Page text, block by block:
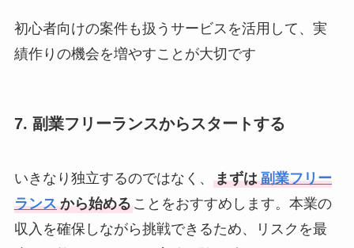
初心者向けの案件も扱うサービスを活用して、実
績作りの機会を増やすことが大切です
7. 副業フリーランスからスタートする
いきなり独立するのではなく、 まずは 副業フリー
ランス から始めることをおすすめします。本業の
収入を確保しながら挑戦できるため、リスクを最